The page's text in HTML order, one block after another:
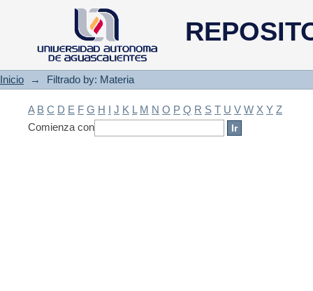
Filtrado by: Materia
Inicio → Filtrado by: Materia
A B C D E F G H I J K L M N O P Q R S T U V W X Y Z
Comienza con